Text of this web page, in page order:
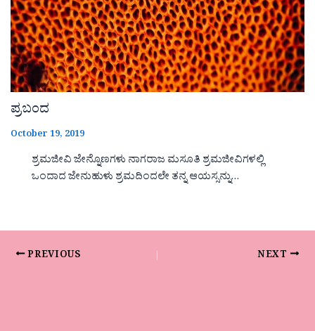
ಪ್ರಬಂದ
October 19, 2019
ಶ್ರಮಜೀವಿ ಜೇನ್ನೊಣಗಳು ನಾಗರಾಜ ಮಸೂತಿ ಶ್ರಮಜೀವಿಗಳಲ್ಲಿ
ಒಂದಾದ ಜೇನುಹುಳು ಶ್ರಮದಿಂದಲೇ ತನ್ನ ಆಯಸ್ಸನ್ನು…
PREVIOUS NEXT